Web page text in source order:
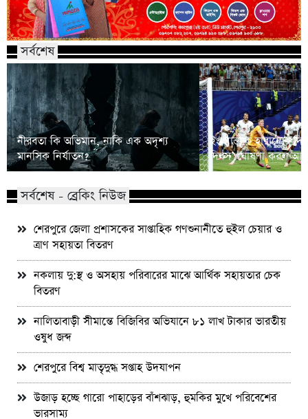
সর্বশেষ
নীরবতা কি অভিমান, নাকি এক অদৃশ্য
মানসিক নির্যাতন?
ইংল্যান্ডকে হারানোর
দিবস’ ঘোষণা করল
সর্বশেষ - ব্রেকিং নিউজ
শেরপুরে জেলা প্রশাসকের সাপ্তাহিক গণশুনানীতে হুইল চেয়ার ও
ত্রাণ সহায়তা বিতরণ
নকলায় দু:স্থ ও অসহায় পরিবারের মাঝে আর্থিক সহায়তার চেক
বিতরণ
নালিতাবাড়ী সীমান্তে বিজিবির অভিযানে ৮১ লাখ টাকার ভারতীয়
ওষুধ জব্দ
শেরপুরে বিশ্ব মাতৃদুগ্ধ সপ্তাহ উদযাপন
উজাড় হচ্ছে গারো পাহাড়ের বাঁশঝাড়, হুমকির মুখে পরিবেশের
ভারসাম্য